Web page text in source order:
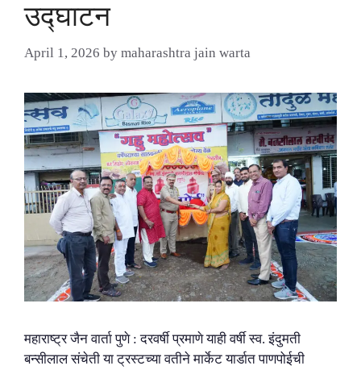
उद्घाटन
April 1, 2026 by maharashtra jain warta
महाराष्ट्र जैन वार्ता पुणे : दरवर्षी प्रमाणे याही वर्षी स्व. इंदुमती
बन्सीलाल संचेती या ट्रस्टच्या वतीने मार्केट यार्डात पाणपोईची